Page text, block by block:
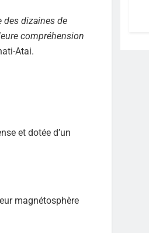
des dizaines de
compréhension
Atai.
et dotée d’un
magnétosphère